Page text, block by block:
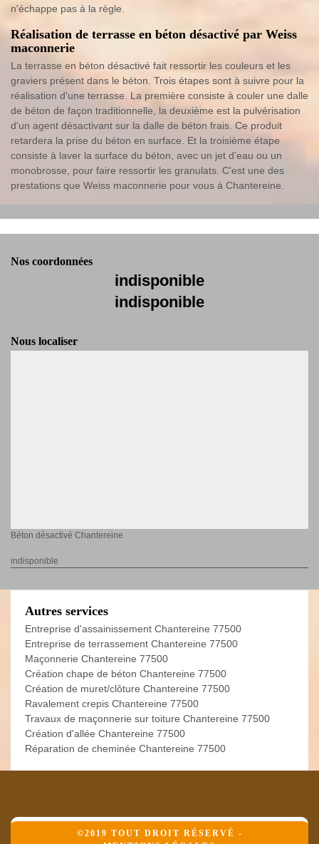
n'échappe pas à la règle.
Réalisation de terrasse en béton désactivé par Weiss
maconnerie
La terrasse en béton désactivé fait ressortir les couleurs et les
graviers présent dans le béton. Trois étapes sont à suivre pour la
réalisation d'une terrasse. La première consiste à couler une dalle
de béton de façon traditionnelle, la deuxième est la pulvérisation
d'un agent désactivant sur la dalle de béton frais. Ce produit
retardera la prise du béton en surface. Et la troisième étape
consiste à laver la surface du béton, avec un jet d'eau ou un
monobrosse, pour faire ressortir les granulats. C'est une des
prestations que Weiss maconnerie pour vous à Chantereine.
Nos coordonnées
indisponible
indisponible
Nous localiser
Béton désactivé Chantereine
indisponible
Autres services
Entreprise d'assainissement Chantereine 77500
Entreprise de terrassement Chantereine 77500
Maçonnerie Chantereine 77500
Création chape de béton Chantereine 77500
Création de muret/clôture Chantereine 77500
Ravalement crepis Chantereine 77500
Travaux de maçonnerie sur toiture Chantereine 77500
Création d'allée Chantereine 77500
Réparation de cheminée Chantereine 77500
©2019 TOUT DROIT RÉSERVÉ -